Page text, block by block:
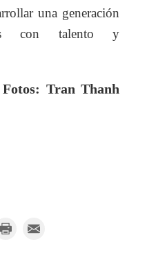
una generación
con talento y
: Tran Thanh